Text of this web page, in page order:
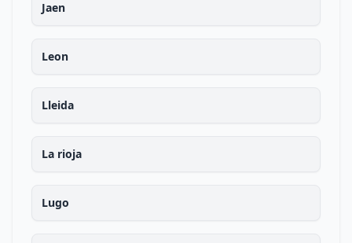
Jaen
Leon
Lleida
La rioja
Lugo